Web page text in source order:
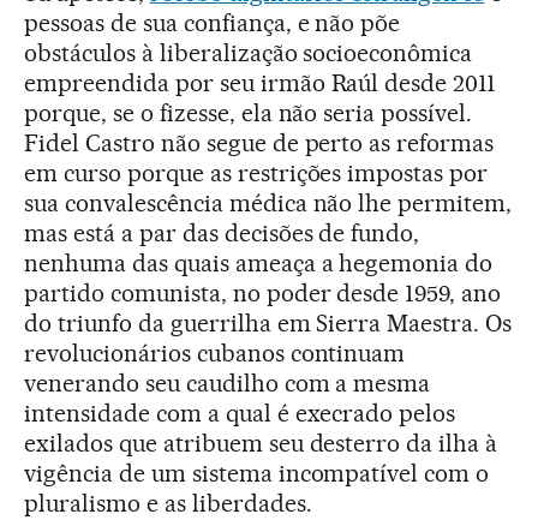
pessoas de sua confiança, e não põe
obstáculos à liberalização socioeconômica
empreendida por seu irmão Raúl desde 2011
porque, se o fizesse, ela não seria possível.
Fidel Castro não segue de perto as reformas
em curso porque as restrições impostas por
sua convalescência médica não lhe permitem,
mas está a par das decisões de fundo,
nenhuma das quais ameaça a hegemonia do
partido comunista, no poder desde 1959, ano
do triunfo da guerrilha em Sierra Maestra. Os
revolucionários cubanos continuam
venerando seu caudilho com a mesma
intensidade com a qual é execrado pelos
exilados que atribuem seu desterro da ilha à
vigência de um sistema incompatível com o
pluralismo e as liberdades.